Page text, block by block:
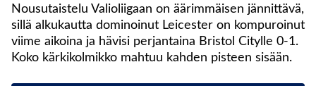
Nousutaistelu Valioliigaan on äärimmäisen jännittävä,
sillä alkukautta dominoinut Leicester on kompuroinut
viime aikoina ja hävisi perjantaina Bristol Citylle 0-1.
Koko kärkikolmikko mahtuu kahden pisteen sisään.